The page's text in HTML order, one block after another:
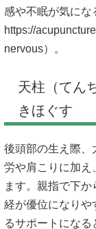
感や不眠が気にな
https://
nervous）。
天柱（てん
きほぐす
後頭部の生え際、
労や肩こりに加え
ます。親指で下
経が優位になりや
るサポートにな